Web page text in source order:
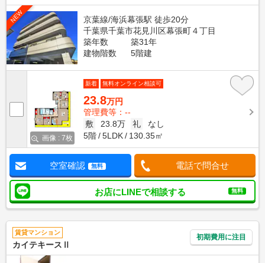
NEW
京葉線/海浜幕張駅 徒歩20分
千葉県千葉市花見川区幕張町４丁目
築年数
築31年
建物階数
5階建
画像 : 7枚
新着 無料オンライン相談可
23.8万円
管理費等：--
敷
23.8万 礼
なし
5階
5LDK 130.35㎡
空室確認 無料 電話で問合せ
お店にLINEで相談する 無料
賃貸マンション
カイテキースⅡ
初期費用に注目